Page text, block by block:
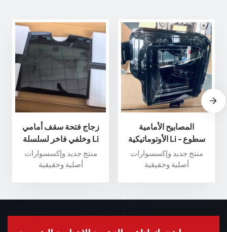
زجاج فتحة سقف أمامي
وخلفي فاخر لسلسلة Li
Auto L - عزز تجربة القيادة
الخاصة بك
منتج جديد وإكسسوارات
أصلية وحقيقية
المصابيح الأمامية
الأوتوماتيكية Li - سطوع
وأداء فائقان لسلامة قصوى
منتج جديد وإكسسوارات
أصلية وحقيقية